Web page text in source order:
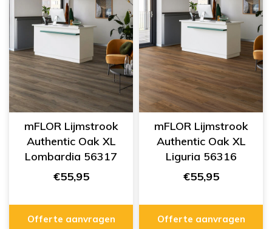
mFLOR Lijmstrook
Authentic Oak XL
Lombardia 56317
€55,95
Offerte aanvragen
mFLOR Lijmstrook
Authentic Oak XL
Liguria 56316
€55,95
Offerte aanvragen